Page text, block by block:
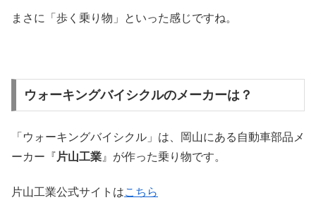
まさに「歩く乗り物」といった感じですね。
ウォーキングバイシクルのメーカーは？
「ウォーキングバイシクル」は、岡山にある自動車部品メ
ーカー『 片山工業 』が作った乗り物です。
片山工業公式サイトはこちら